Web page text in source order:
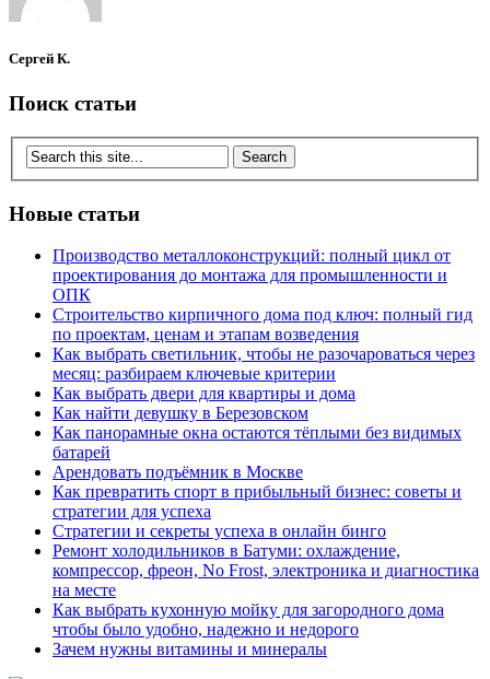
Сергей К.
Поиск статьи
Новые статьи
Производство металлоконструкций: полный цикл от
проектирования до монтажа для промышленности и
ОПК
Строительство кирпичного дома под ключ: полный гид
по проектам, ценам и этапам возведения
Как выбрать светильник, чтобы не разочароваться через
месяц: разбираем ключевые критерии
Как выбрать двери для квартиры и дома
Как найти девушку в Березовском
Как панорамные окна остаются тёплыми без видимых
батарей
Арендовать подъёмник в Москве
Как превратить спорт в прибыльный бизнес: советы и
стратегии для успеха
Стратегии и секреты успеха в онлайн бинго
Ремонт холодильников в Батуми: охлаждение,
компрессор, фреон, No Frost, электроника и диагностика
на месте
Как выбрать кухонную мойку для загородного дома
чтобы было удобно, надежно и недорого
Зачем нужны витамины и минералы